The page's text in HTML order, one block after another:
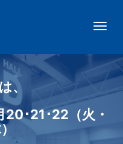
、
･21･22（火・